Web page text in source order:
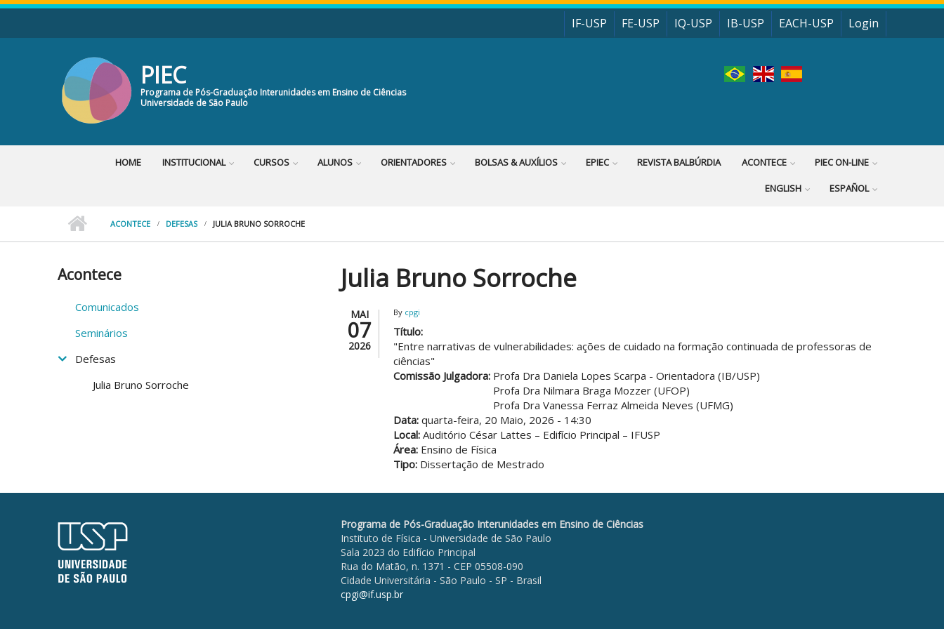
Pular para o conteúdo principal
IF-USP FE-USP IQ-USP IB-USP EACH-USP Login
PIEC
Programa de Pós-Graduação Interunidades em Ensino de Ciências
Universidade de São Paulo
HOME INSTITUCIONAL CURSOS ALUNOS ORIENTADORES BOLSAS & AUXÍLIOS EPIEC REVISTA BALBÚRDIA ACONTECE PIEC ON-LINE
ENGLISH ESPAÑOL
ACONTECE DEFESAS JULIA BRUNO SORROCHE
Acontece
Comunicados
Seminários
Defesas
Julia Bruno Sorroche
Julia Bruno Sorroche
MAI
07
2026
By cpgi
Título:
"Entre narrativas de vulnerabilidades: ações de cuidado na formação continuada de professoras de
ciências"
Comissão Julgadora: Profa Dra Daniela Lopes Scarpa - Orientadora (IB/USP)
Profa Dra Nilmara Braga Mozzer (UFOP)
Profa Dra Vanessa Ferraz Almeida Neves (UFMG)
Data:quarta-feira, 20 Maio, 2026 - 14:30
Local:Auditório César Lattes – Edifício Principal – IFUSP
Área: Ensino de Física
Tipo: Dissertação de Mestrado
Programa de Pós-Graduação Interunidades em Ensino de Ciências
Instituto de Física - Universidade de São Paulo
Sala 2023 do Edifício Principal
Rua do Matão, n. 1371 - CEP 05508-090
Cidade Universitária - São Paulo - SP - Brasil
cpgi@if.usp.br